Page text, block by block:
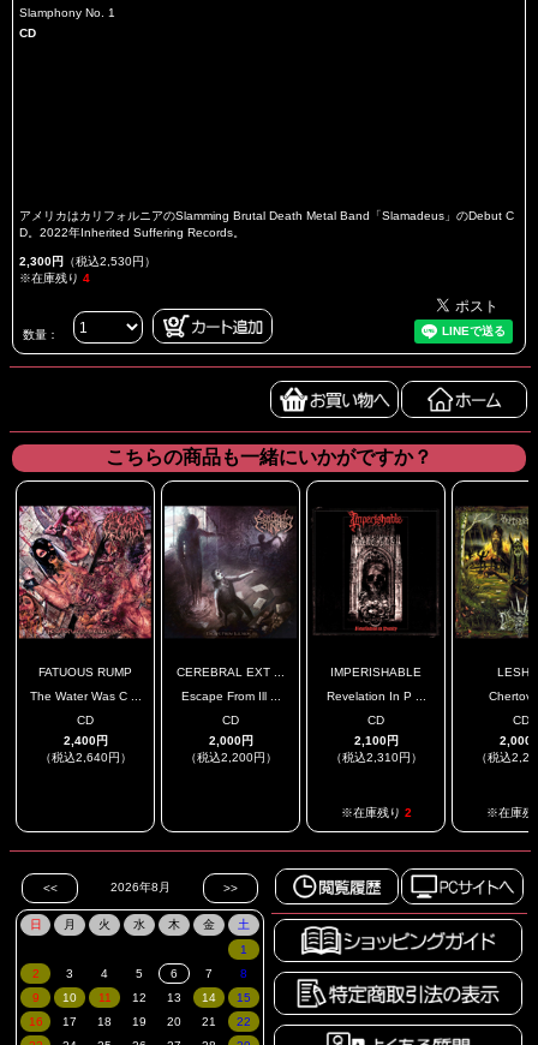
Slamphony No. 1
CD
アメリカはカリフォルニアのSlamming Brutal Death Metal Band「Slamadeus」のDebut C
D。2022年Inherited Suffering Records。
2,300円 （税込2,530円）
※在庫残り 4
数量：
こちらの商品も一緒にいかがですか？
FATUOUS RUMP
The Water Was C ...
CD
2,400円
（税込2,640円）
CEREBRAL EXT ...
Escape From Ill ...
CD
2,000円
（税込2,200円）
IMPERISHABLE
Revelation In P ...
CD
2,100円
（税込2,310円）
※在庫残り 2
CD
2,000
（税込
※在庫残